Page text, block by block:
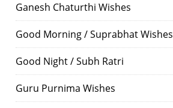
Ganesh Chaturthi Wishes
Good Morning / Suprabhat Wishes
Good Night / Subh Ratri
Guru Purnima Wishes